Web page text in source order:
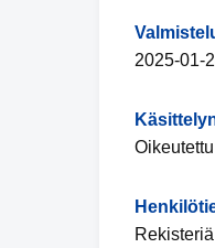
2025-01-